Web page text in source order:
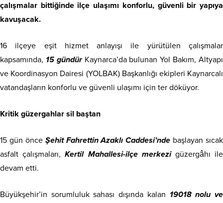
çalışmalar bittiğinde ilçe ulaşımı konforlu, güvenli bir yapıya
kavuşacak.
16 ilçeye eşit hizmet anlayışı ile yürütülen çalışmalar
kapsamında, 15 gündürKaynarca’da bulunan Yol Bakım, Altyapı
ve Koordinasyon Dairesi (YOLBAK) Başkanlığı ekipleri Kaynarcalı
vatandaşların konforlu ve güvenli ulaşımı için ter döküyor.
Kritik güzergahlar sil baştan
15 gün önce Şehit Fahrettin Azaklı Caddesi’nde başlayan sıcak
asfalt çalışmaları,Kertil Mahallesi-ilçe merkezigüzergâhı ile
devam etti.
Büyükşehir’in sorumluluk sahası dışında kalan 19018 nolu ve